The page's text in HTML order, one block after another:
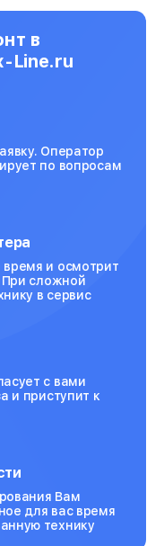
в
Line.ru
Оператор
по вопросам
и осмотрит
При сложной
в сервис
с вами
и приступит к
Вам
для вас время
технику